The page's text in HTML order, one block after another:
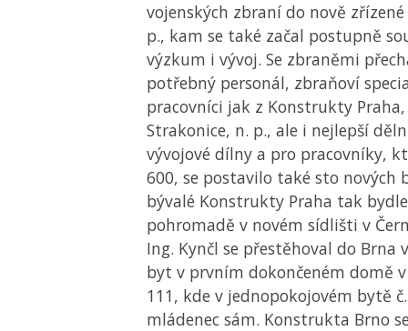
vojenských zbraní do nově
p., kam se také začal postupně
výzkum i vývoj. Se zbraněmi
potřebný personál, zbraňoví
pracovníci jak z Konstrukty
Strakonice, n. p., ale i nejlepší
vývojové dílny a pro pracovníky,
600, se postavilo také sto nových
bývalé Konstrukty Praha tak
pohromadě v novém sídlišti v
Ing. Kynčl se přestěhoval do Brna
byt v prvním dokončeném domě
111, kde v jednopokojovém bytě
mládenec sám. Konstrukta Brno